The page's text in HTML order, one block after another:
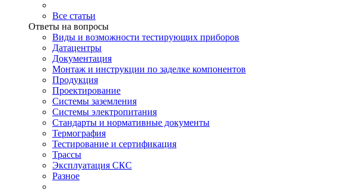
Все статьи
Ответы на вопросы
Виды и возможности тестирующих приборов
Датацентры
Документация
Монтаж и инструкции по заделке компонентов
Продукция
Проектирование
Системы заземления
Системы электропитания
Стандарты и нормативные документы
Термография
Тестирование и сертификация
Трассы
Эксплуатация СКС
Разное